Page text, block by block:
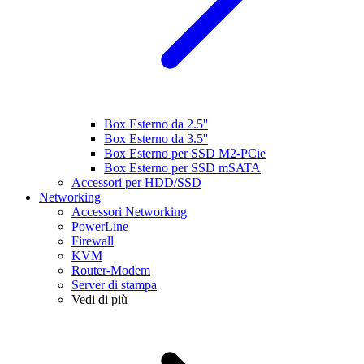
Box Esterno da 2.5''
Box Esterno da 3.5''
Box Esterno per SSD M2-PCie
Box Esterno per SSD mSATA
Accessori per HDD/SSD
Networking
Accessori Networking
PowerLine
Firewall
KVM
Router-Modem
Server di stampa
Vedi di più